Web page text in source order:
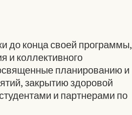
до конца своей программы,
и коллективного
планированию и
закрытию здоровой
и партнерами по